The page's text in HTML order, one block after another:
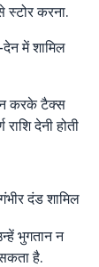
करना.
में शामिल
न करके टैक्स
देनी होती
दंड शामिल
भुगतान न
है.